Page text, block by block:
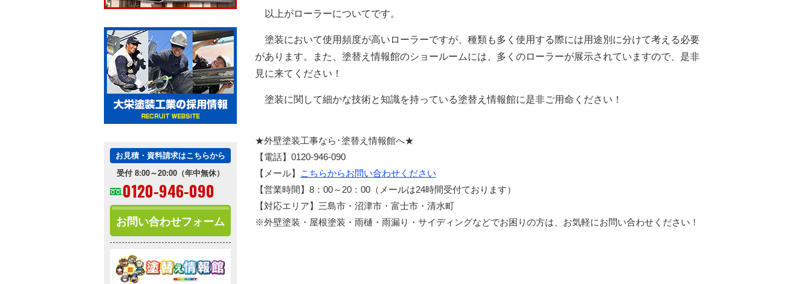
以上がローラーについてです。
塗装において使用頻度が高いローラーですが、種類も多く使用する際には用途別に分けて考える必要
があります。また、塗替え情報館のショールームには、多くのローラーが展示されていますので、是非
見に来てください！
塗装に関して細かな技術と知識を持っている塗替え情報館に是非ご用命ください！
★外壁塗装工事なら･塗替え情報館へ★
【電話】0120-946-090
【メール】
こちらからお問い合わせください
【営業時間】8：00～20：00（メールは24時間受付ております）
【対応エリア】三島市・沼津市・富士市・清水町
※外壁塗装・屋根塗装・雨樋・雨漏り・サイディングなどでお困りの方は、お気軽にお問い合わせください！
お見積・資料請求はこちらから
受付 8:00～20:00（年中無休）
0120-946-090
お問い合わせフォーム